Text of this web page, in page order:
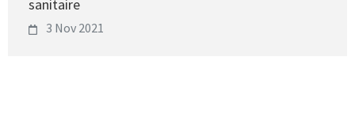
sanitaire
3 Nov 2021